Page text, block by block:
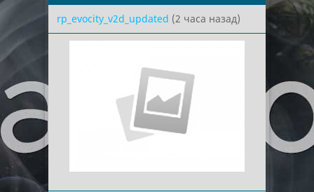
rp_evocity_v2d_updated (2 часа назад)